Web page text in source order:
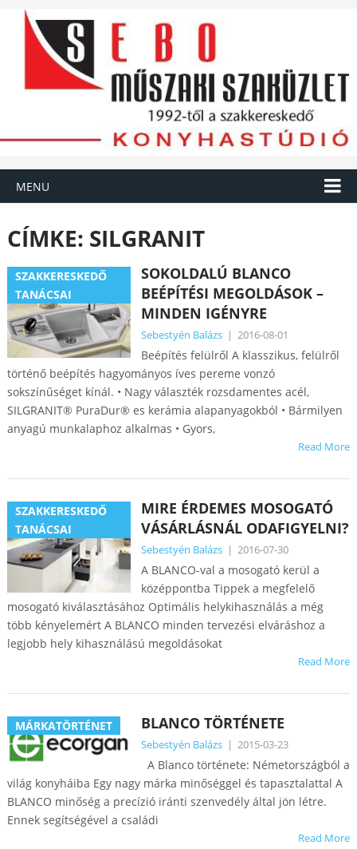
MENU
CÍMKE: SILGRANIT
SZAKKERESKEDŐ
TANÁCSAI
SOKOLDALÚ BLANCO
BEÉPÍTÉSI MEGOLDÁSOK –
MINDEN IGÉNYRE
Sebestyén Balázs | 2016-08-01
Beépítés felülről A klasszikus, felülről
történő beépítés hagyományos íves pereme vonzó
sokszínűséget kínál. • Nagy választék rozsdamentes acél,
SILGRANIT® PuraDur® es kerámia alapanyagokból • Bármilyen
anyagú munkalaphoz alkalmas • Gyors,
Read More
SZAKKERESKEDŐ
TANÁCSAI
MIRE ÉRDEMES MOSOGATÓ
VÁSÁRLÁSNÁL ODAFIGYELNI?
Sebestyén Balázs | 2016-07-30
A BLANCO-val a mosogató kerül a
középpontba Tippek a megfelelő
mosogató kiválasztásához Optimális helykihasználás a még
több kényelemért A BLANCO minden tervezési elváráshoz a
legjobb hely kihasználású megoldásokat
Read More
MÁRKATÖRTÉNET BLANCO TÖRTÉNETE
Sebestyén Balázs | 2015-03-23
A Blanco története: Németországból a
világ konyháiba Egy nagy márka minőséggel és tapasztalattal A
BLANCO minőség a precízió iránti szenvedély által jön létre.
Ennek segítségével a családi
Read More